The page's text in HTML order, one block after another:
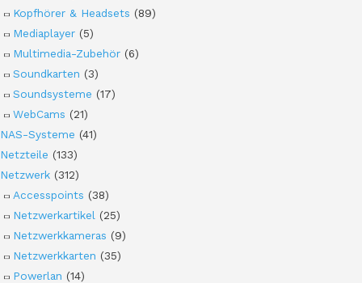
Kopfhörer & Headsets (89)
Mediaplayer (5)
Multimedia-Zubehör (6)
Soundkarten (3)
Soundsysteme (17)
WebCams (21)
NAS-Systeme (41)
Netzteile (133)
Netzwerk (312)
Accesspoints (38)
Netzwerkartikel (25)
Netzwerkkameras (9)
Netzwerkkarten (35)
Powerlan (14)